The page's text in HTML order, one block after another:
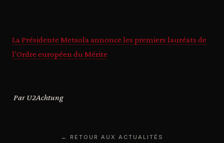
La Présidente Metsola annonce les premiers lauréats de
l’Ordre européen du Mérite
Par U2Achtung
← RETOUR AUX ACTUALITÉS